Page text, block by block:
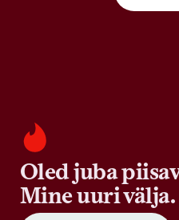
Oled juba
Mine uuri välja.